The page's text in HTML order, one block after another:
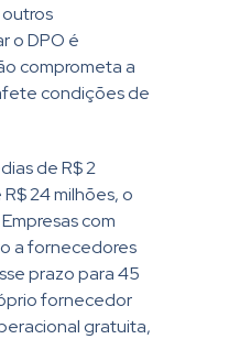
o DPO é
comprometa a
condições de
de R$ 2
24 milhões, o
com
a fornecedores
prazo para 45
fornecedor
gratuita,